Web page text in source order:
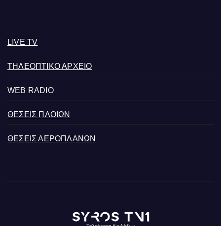
LIVE TV
ΤΗΛΕΟΠΤΙΚΟ ΑΡΧΕΙΟ
WEB RADIO
ΘΕΣΕΙΣ ΠΛΟΙΩΝ
ΘΕΣΕΙΣ ΑΕΡΟΠΛΑΝΩΝ